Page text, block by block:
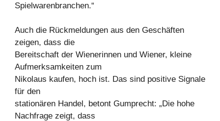
Spielwarenbranchen.“
Auch die Rückmeldungen aus den Geschäften
zeigen, dass die
Bereitschaft der Wienerinnen und Wiener, kleine
Aufmerksamkeiten zum
Nikolaus kaufen, hoch ist. Das sind positive Signale
für den
stationären Handel, betont Gumprecht: „Die hohe
Nachfrage zeigt, dass